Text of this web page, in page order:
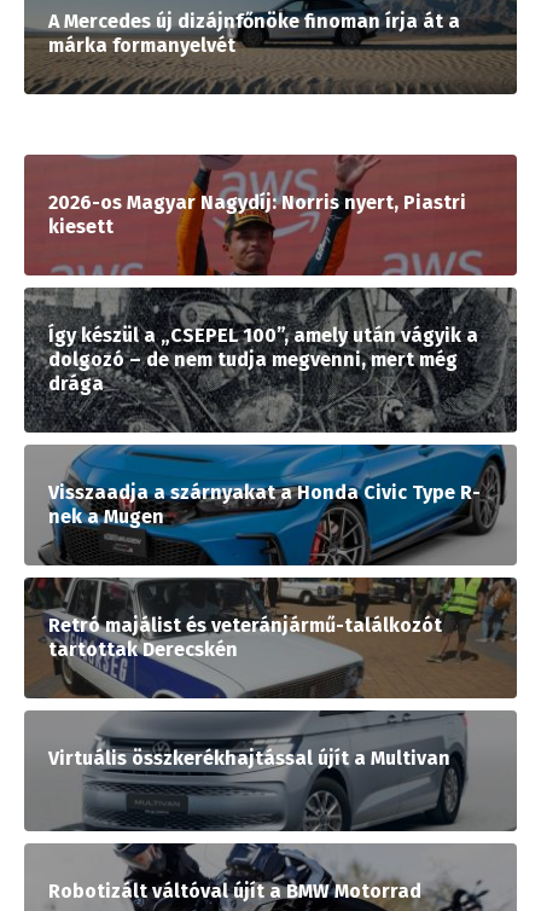
A Mercedes új dizájnfőnöke finoman írja át a
márka formanyelvét
2026-os Magyar Nagydíj: Norris nyert, Piastri
kiesett
Így készül a „CSEPEL 100”, amely után vágyik a
dolgozó – de nem tudja megvenni, mert még
drága
Visszaadja a szárnyakat a Honda Civic Type R-
nek a Mugen
Retró majálist és veteránjármű-találkozót
tartottak Derecskén
Virtuális összkerékhajtással újít a Multivan
Robotizált váltóval újít a BMW Motorrad